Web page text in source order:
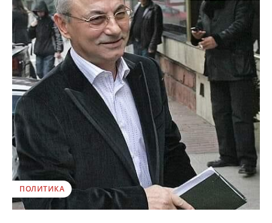
ПОЛИТИКА